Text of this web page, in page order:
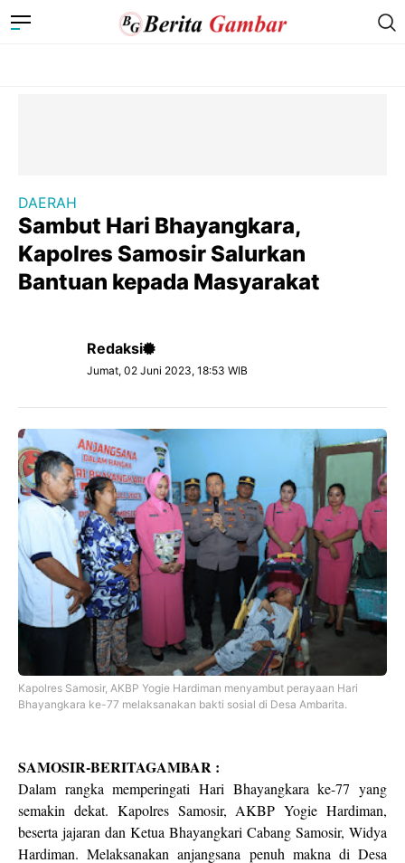
DAERAH
Sambut Hari Bhayangkara,
Kapolres Samosir Salurkan
Bantuan kepada Masyarakat
Redaksi
Jumat, 02 Juni 2023, 18:53 WIB
Kapolres Samosir, AKBP Yogie Hardiman menyambut perayaan Hari
Bhayangkara ke-77 melaksanakan bakti sosial di Desa Ambarita.
SAMOSIR-BERITAGAMBAR :
Dalam rangka memperingati Hari Bhayangkara ke-77 yang
semakin dekat. Kapolres Samosir, AKBP Yogie Hardiman,
beserta jajaran dan Ketua Bhayangkari Cabang Samosir, Widya
Hardiman. Melaksanakan anjangsana penuh makna di Desa